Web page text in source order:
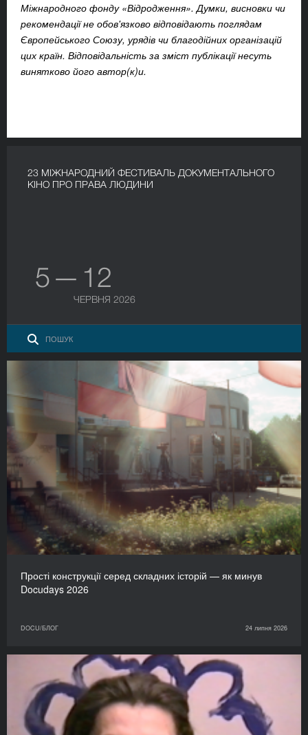
Міжнародного фонду «Відродження». Думки, висновки чи
рекомендації не обов'язково відповідають поглядам
Європейського Союзу, урядів чи благодійних організацій
цих країн. Відповідальність за зміст публікації несуть
винятково його автор(к)и.
23 МІЖНАРОДНИЙ ФЕСТИВАЛЬ ДОКУМЕНТАЛЬНОГО
КІНО ПРО ПРАВА ЛЮДИНИ
5 — 12
ЧЕРВНЯ 2026
Прості конструкції серед складних історій — як минув
Docudays 2026
DOCU/БЛОГ 24 липня 2026